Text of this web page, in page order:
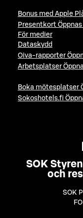
Bonus med Apple
Presentkort
För medier
Dataskydd
Oiva-rapporter
Arbetsplatser
Boka mötesplatser
Sokoshotels.fi
SOK
och
SOK